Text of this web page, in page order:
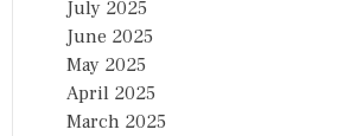
July 2025
June 2025
May 2025
April 2025
March 2025